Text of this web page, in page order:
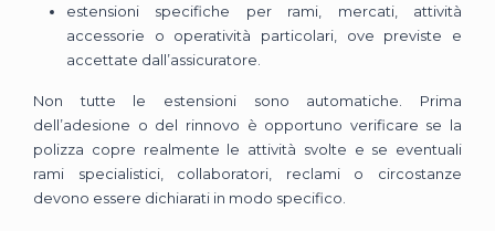
estensioni specifiche per rami, mercati, attività
accessorie o operatività particolari, ove previste e
accettate dall’assicuratore.
Non tutte le estensioni sono automatiche. Prima
dell’adesione o del rinnovo è opportuno verificare se la
polizza copre realmente le attività svolte e se eventuali
rami specialistici, collaboratori, reclami o circostanze
devono essere dichiarati in modo specifico.